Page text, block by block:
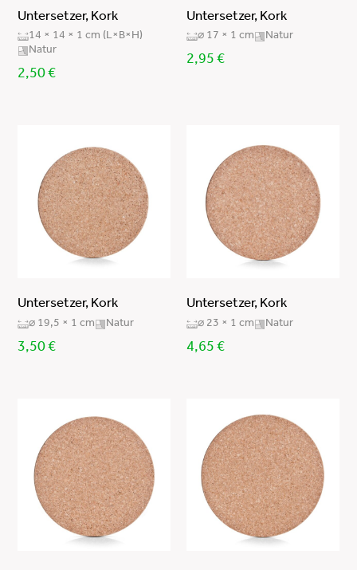
Untersetzer, Kork
14 × 14 × 1 cm (L×B×H)
Natur
2,50€
Untersetzer, Kork
⌀ 17 × 1 cm Natur
2,95 €
Untersetzer, Kork
⌀ 19,5 × 1 cm Natur
3,50€
Untersetzer, Kork
⌀ 23 × 1 cm Natur
4,65 €